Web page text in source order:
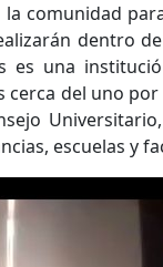
comunidad
dentro
es una
cerca del uno
escuelas y